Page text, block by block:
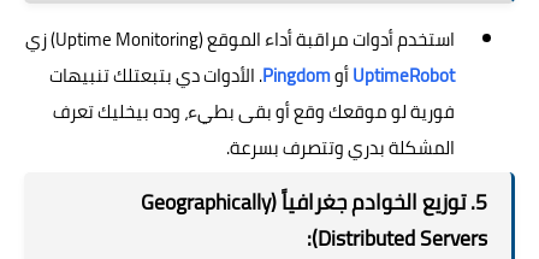
استخدم أدوات مراقبة أداء الموقع (Uptime Monitoring) زي
UptimeRobotأوPingdom. الأدوات دي بتبعتلك تنبيهات
فورية لو موقعك وقع أو بقى بطيء، وده بيخليك تعرف
المشكلة بدري وتتصرف بسرعة.
5. توزيع الخوادم جغرافياً (Geographically
Distributed Servers):